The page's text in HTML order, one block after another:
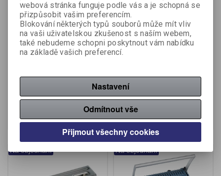
Vazač kroužkový
elektrický DSB CB 200e -
9 469 Kč (bez DPH:)
Koupit
Vazač kroužkový CB 230 -
CB 230
Katalogové číslo:
7 077 Kč (bez DPH:)
Koupit
Na objednání Na objednání
webová stránka funguje podle vás a je schopná se
přizpůsobit vašim preferencím.
Blokování některých typů souborů může mít vliv
na vaši uživatelskou zkušenost s naším webem,
také nebudeme schopni poskytnout vám nabídku
na základě vašich preferencí.
Nastavení
Odmítnout vše
Přijmout všechny cookies